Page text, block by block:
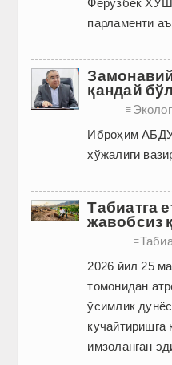
Ферузбек
парламенти
қандай
≡
Иброҳим
хўжалиги
Табиатга
жавобсиз
≡
2026 йил 25
томонидан
ўсимлик
кучайтиришга
имзоланган